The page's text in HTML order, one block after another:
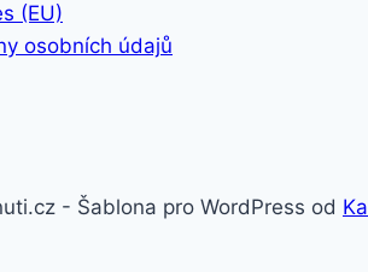
(EU)
osobních údajů
- Šablona pro WordPress od